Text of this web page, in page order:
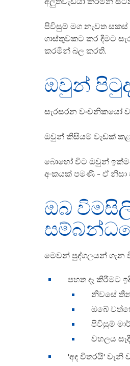
පිවිසුම් මග නැවත සකස්
ගාස්තුවකට කර දීමට
කරමින් බල කරති.
ඔවුන්
සැරසරන වංචනිකයෝ
ඔවුන් කිසියම් වැඩක්
බොහෝ විට ඔවුන්
අංකයක් පමණි - ඒ
ඔබ
මෙවන් පුද්ගලයන්
පහත දෑ කිරීමට
නිවසේ
ඔබේ
පිවිසුම්
වහලය
'අද විතරයි' වැනි